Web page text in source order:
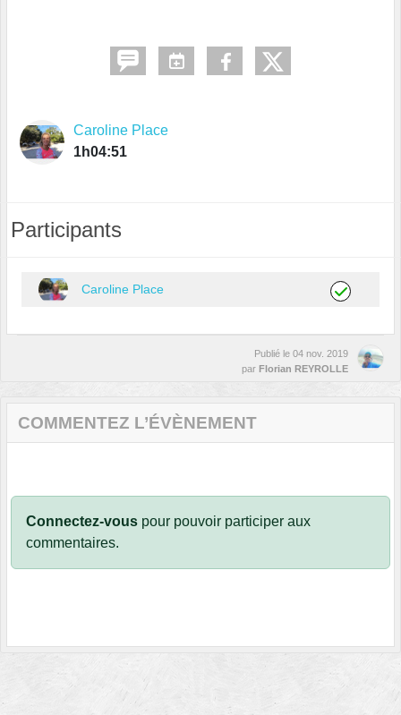
Caroline Place
1h04:51
Participants
Caroline Place
Publié le 04 nov. 2019
par Florian REYROLLE
COMMENTEZ L’ÉVÈNEMENT
Connectez-vous pour pouvoir participer aux
commentaires.